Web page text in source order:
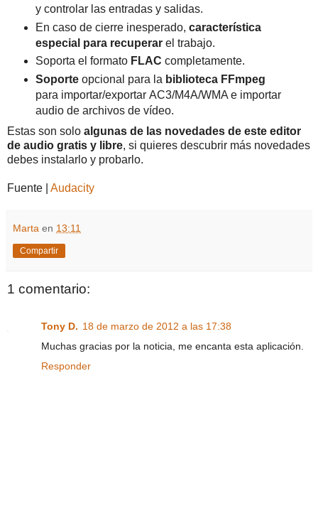
y controlar las entradas y salidas.
En caso de cierre inesperado, característica
especial para recuperar el trabajo.
Soporta el formato FLAC completamente.
Soporteopcional para la biblioteca FFmpeg
para importar/exportar AC3/M4A/WMA e importar
audio de archivos de vídeo.
Estas son solo algunas de las novedades de este editor
de audio gratis y libre, si quieres descubrir más novedades
debes instalarlo y probarlo.
Fuente | Audacity
Marta en 13:11
Compartir
1 comentario:
Tony D. 18 de marzo de 2012 a las 17:38
Muchas gracias por la noticia, me encanta esta aplicación.
Responder